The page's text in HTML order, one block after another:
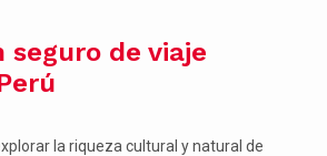
seguro de viaje
la riqueza cultural y natural de